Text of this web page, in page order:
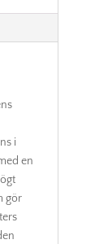
i
en
gör